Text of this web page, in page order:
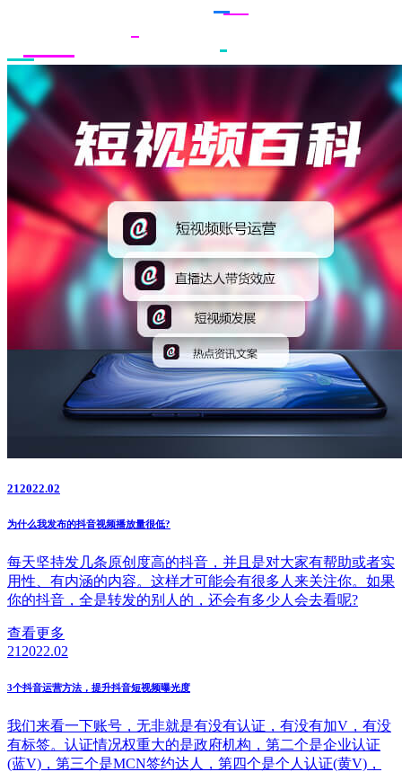
212022.02
为什么我发布的抖音视频播放量很低?
每天坚持发几条原创度高的抖音，并且是对大家有帮助或者实
用性、有内涵的内容。这样才可能会有很多人来关注你。如果
你的抖音，全是转发的别人的，还会有多少人会去看呢?
查看更多
21 2022.02
3个抖音运营方法，提升抖音短视频曝光度
我们来看一下账号，无非就是有没有认证，有没有加V，有没
有标签。认证情况权重大的是政府机构，第二个是企业认证
(蓝V)，第三个是MCN签约达人，第四个是个人认证(黄V)，